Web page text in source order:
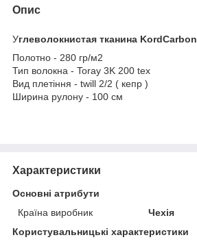
Опис
Углеволокнистая тканина KordCarbon
Полотно - 280 гр/м2
Тип волокна - Toray 3K 200 tex
Вид плетіння - twill 2/2 ( кепр )
Ширина рулону - 100 см
Характеристики
Основні атрибути
Країна виробник
Чехія
Користувальницькі характеристики